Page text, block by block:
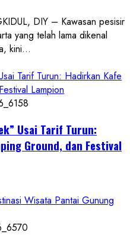
DIY – Kawasan pesisir
yang telah lama dikenal
kini...
Tarif Turun: Hadirkan Kafe
Lampion
Usai Tarif Turun:
Ground, dan Festival
Wisata Pantai Gunung